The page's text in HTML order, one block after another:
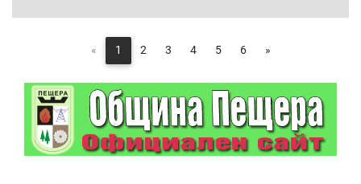
« 1 2 3 4 5 6 »